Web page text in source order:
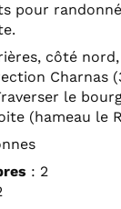
pour
côté
Charnas
le
(hameau le
: 2